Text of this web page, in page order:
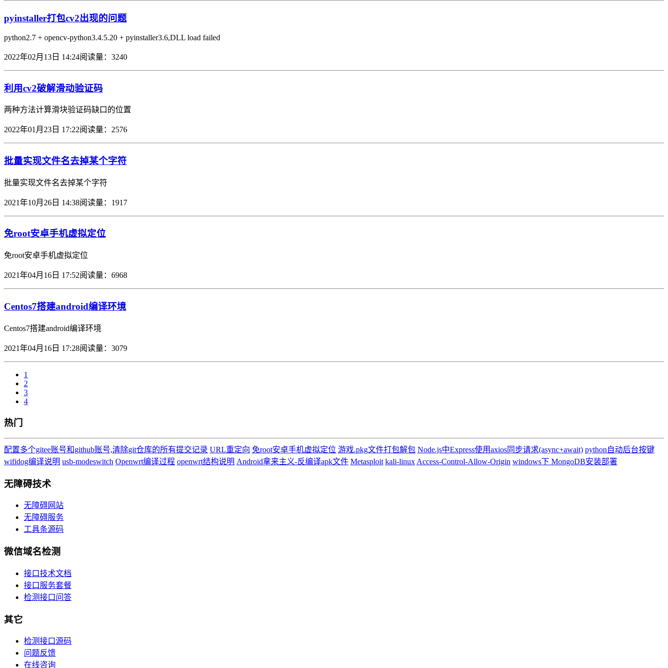
pyinstaller打包cv2出现的问题
python2.7 + opencv-python3.4.5.20 + pyinstaller3.6,DLL load failed
2022年02月13日 14:24阅读量：3240
利用cv2破解滑动验证码
两种方法计算滑块验证码缺口的位置
2022年01月23日 17:22阅读量：2576
批量实现文件名去掉某个字符
批量实现文件名去掉某个字符
2021年10月26日 14:38阅读量：1917
免root安卓手机虚拟定位
免root安卓手机虚拟定位
2021年04月16日 17:52阅读量：6968
Centos7搭建android编译环境
Centos7搭建android编译环境
2021年04月16日 17:28阅读量：3079
1
2
3
4
热门
配置多个gitee账号和github账号,清除git仓库的所有提交记录 URL重定向 免root安卓手机虚拟定位 游戏.pkg文件打包解包 Node.js中Express使用axios同步请求(async+await) python自动后台按键
wifidog编译说明 usb-modeswitch Openwrt编译过程 openwrt结构说明 Android拿来主义-反编译apk文件 Metasploit kali-linux Access-Control-Allow-Origin windows下 MongoDB安装部署
无障碍技术
无障碍网站
无障碍服务
工具条源码
微信域名检测
接口技术文档
接口服务套餐
检测接口问答
其它
检测接口源码
问题反馈
在线咨询